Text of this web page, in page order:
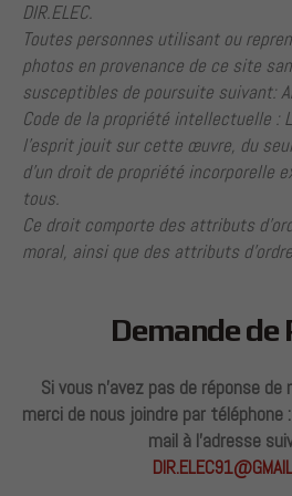
DIR.ELEC.
Toutes personnes utilisant ou
photos en provenance de ce site
susceptibles de poursuite suivant:
Code de la propriété intellectuelle :
l’esprit jouit sur cette œuvre, du
d’un droit de propriété incorporelle
tous.
Ce droit comporte des attributs
moral, ainsi que des attributs
Demande de
Si vous n’avez pas de réponse
merci de nous joindre par téléphone :
mail à l’adresse